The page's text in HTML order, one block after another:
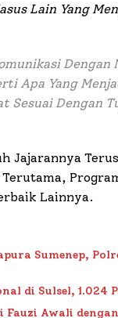
Lain Yang
Dengan
Apa Yang
Sesuai Dengan
Jajarannya
Lainnya.
Sumenep,
di Sulsel, 1.024
Fauzi Awali